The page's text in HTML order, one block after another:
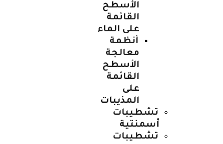
الأسطح
القائمة
على الماء
أنظمة
معالجة
الأسطح
القائمة
على
المذيبات
تشطيبات
أسمنتية
تشطيبات